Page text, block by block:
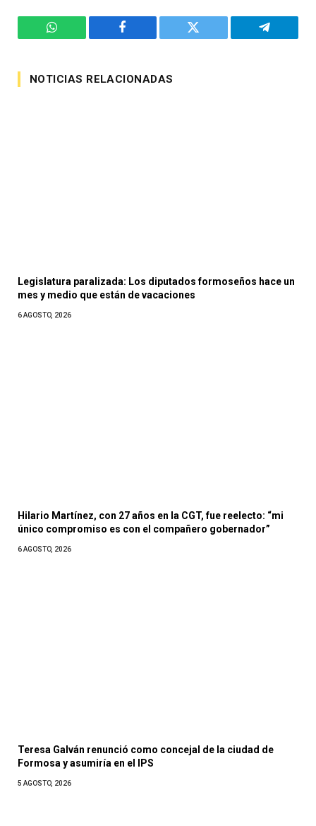
WhatsApp Facebook Twitter Telegram
NOTICIAS RELACIONADAS
Legislatura paralizada: Los diputados formoseños hace un
mes y medio que están de vacaciones
6 AGOSTO, 2026
Hilario Martínez, con 27 años en la CGT, fue reelecto: “mi
único compromiso es con el compañero gobernador”
6 AGOSTO, 2026
Teresa Galván renunció como concejal de la ciudad de
Formosa y asumiría en el IPS
5 AGOSTO, 2026